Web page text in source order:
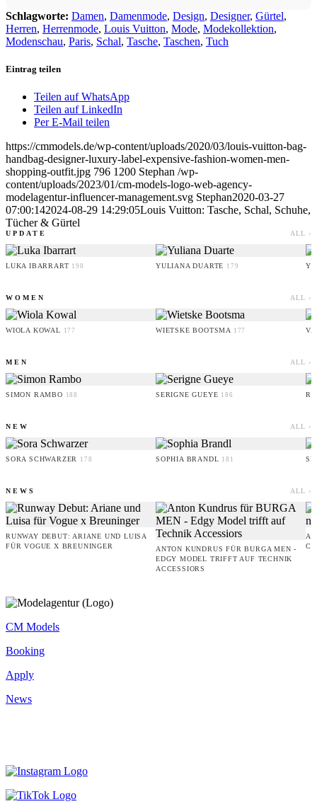
Schlagworte: Damen, Damenmode, Design, Designer, Gürtel,
Herren, Herrenmode, Louis Vuitton, Mode, Modekollektion,
Modenschau, Paris, Schal, Tasche, Taschen, Tuch
Eintrag teilen
Teilen auf WhatsApp
Teilen auf LinkedIn
Per E-Mail teilen
https://cmmodels.de/wp-content/uploads/2020/03/louis-vuitton-bag-
handbag-designer-luxury-label-expensive-fashion-women-men-
shopping-outfit.jpg 796 1200 Stephan /wp-
content/uploads/2023/01/cm-models-logo-web-agency-
modelagentur-influencer-management.svg Stephan2020-03-27
07:00:142024-08-29 14:29:05Louis Vuitton: Tasche, Schal, Schuhe,
Tücher & Gürtel
UPDATE ALL ›
LUKA IBARRART 190 YULIANA DUARTE 179
WOMEN ALL ›
WIOLA KOWAL 177 WIETSKE BOOTSMA 177
MEN ALL ›
SIMON RAMBO 188 SERIGNE GUEYE 186
NEW ALL ›
SORA SCHWARZER 178 SOPHIA BRANDL 181
NEWS ALL ›
RUNWAY DEBUT: ARIANE UND LUISA
FÜR VOGUE X BREUNINGER
ANTON KUNDRUS FÜR BURGA MEN -
EDGY MODEL TRIFFT AUF TECHNIK
ACCESSIORS
CM Models
Booking
Apply
News